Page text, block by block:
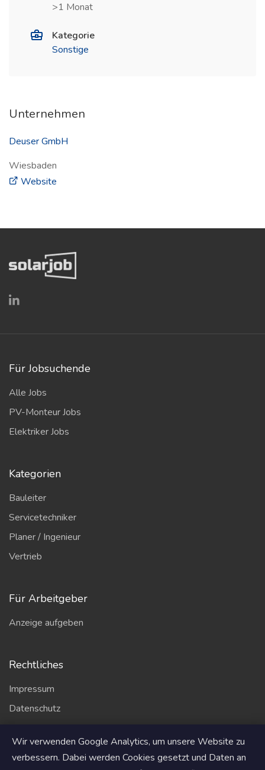
>1 Monat
Kategorie
Sonstige
Unternehmen
Deuser GmbH
Wiesbaden
Website
Für Jobsuchende
Alle Jobs
PV-Monteur Jobs
Elektriker Jobs
Kategorien
Bauleiter
Servicetechniker
Planer / Ingenieur
Vertrieb
Für Arbeitgeber
Anzeige aufgeben
Rechtliches
Impressum
Datenschutz
Partner
Wir verwenden Google Analytics, um unsere Website zu
verbessern. Dabei werden Cookies gesetzt und Daten an